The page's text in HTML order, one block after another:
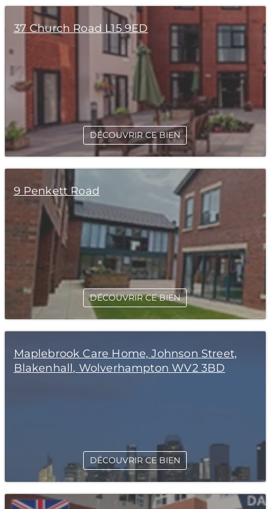
37 Church Road L15 9ED
DÉCOUVRIR CE BIEN
9 Penkett Road
DÉCOUVRIR CE BIEN
Maplebrook Care Home, Johnson Street,
Blakenhall, Wolverhampton WV2 3BD
DÉCOUVRIR CE BIEN